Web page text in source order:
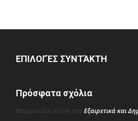
ΕΠΙΛΟΓΈΣ ΣΥΝΤΆΚΤΗ
Πρόσφατα σχόλια
Μασμανιδου Ελενη στο Εξαιρετικά και